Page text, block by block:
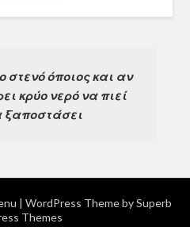
στενό όποιος και αν
κρύο νερό να πιεί
ξαποστάσει
| WordPress Theme bySuperb
Themes